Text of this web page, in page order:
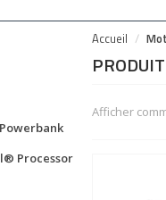
Processor
Accueil
Afficher